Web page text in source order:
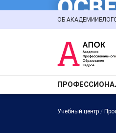
ОБ АКАДЕМИИ БЛОГ
Учебный центр /